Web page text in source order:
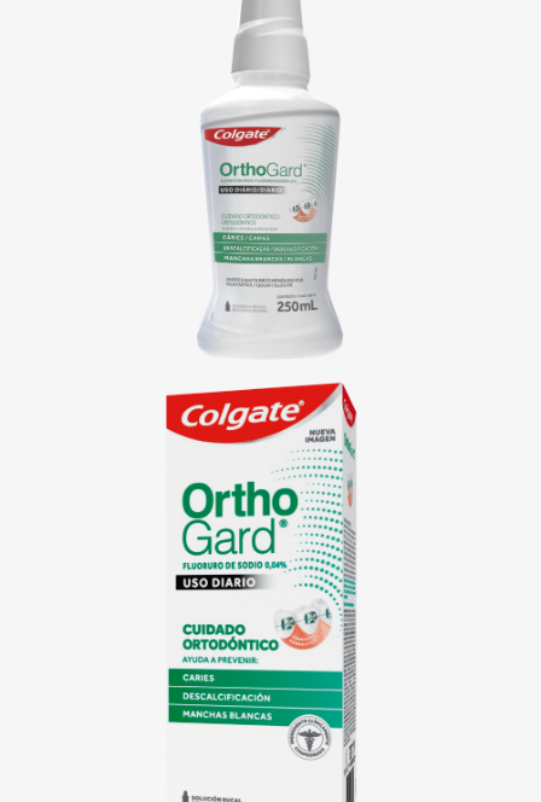
PARA CONSUMIDORES
CONFIGURACIÓN DE LA CUENTA